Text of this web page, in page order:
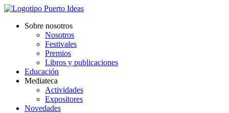
Sobre nosotros
Nosotros
Festivales
Premios
Libros y publicaciones
Educación
Mediateca
Actividades
Expositores
Novedades